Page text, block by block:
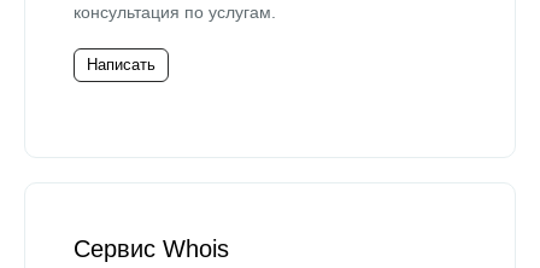
консультация по услугам.
Написать
Сервис Whois